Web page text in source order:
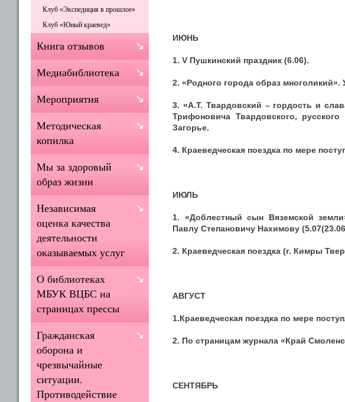
ИЮНЬ
1. V Пушкинский праздник (6.06).
2. «Родного города образ
3. «А.Т. Твардовский – гордость и
Трифоновича Твардовского,
Загорье.
4. Краеведческая поездка по мере
ИЮЛЬ
1. «Доблестный сын Вяземской
Павлу Степановичу Нахимову
2. Краеведческая поездка (г. Кимры
АВГУСТ
1.Краеведческая поездка по мере
2. По страницам журнала «Край
СЕНТЯБРЬ
Клуб «Экспедиция в прошлое»
Клуб «Юный краевед»
Книга отзывов
Медиабиблиотека
Мероприятия
Методическая
копилка
Мы за здоровый
образ жизни
Независимая
оценка качества
деятельности
оказываемых услуг
О библиотеках
МБУК ВЦБС на
страницах прессы
Гражданская
оборона и
чрезвычайные
ситуации.
Противодействие